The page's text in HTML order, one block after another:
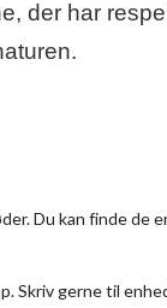
der har
Du kan finde de
Skriv gerne til